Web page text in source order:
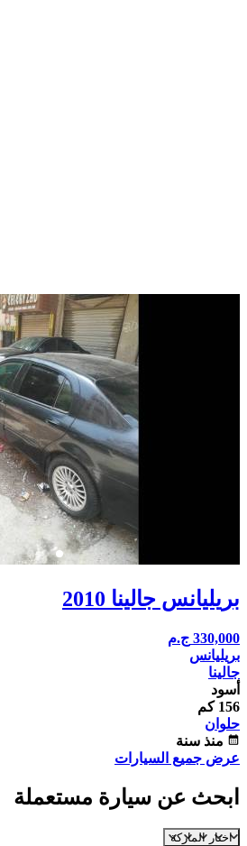
بريليانس جالينا 2010
330,000 ج.م
بريليانس
جالينا
أسود
156 كم
حلوان
calendar_month منذ سنة
عرض جميع السيارات
ابحث عن سيارة مستعملة
اختار الماركة